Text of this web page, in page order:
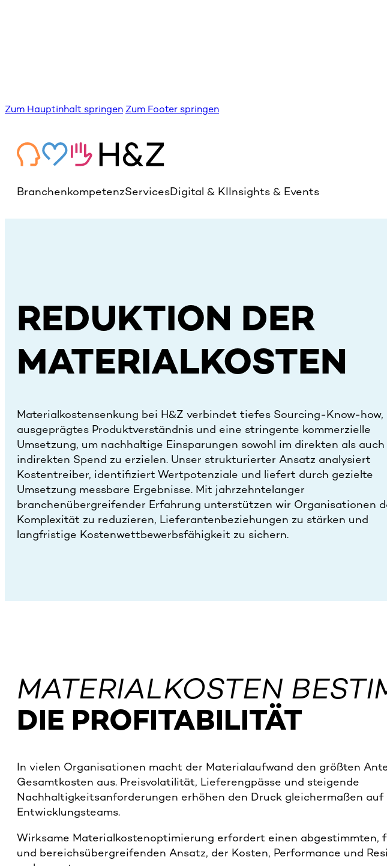
Zum Hauptinhalt springen Zum Footer springen
BranchenkompetenzServicesDigital & KIInsights & Events
REDUKTION DER
MATERIALKOSTEN
Materialkostensenkung bei H&Z verbindet tiefes Sourcing-Know-how,
ausgeprägtes Produktverständnis und eine stringente kommerzielle
Umsetzung, um nachhaltige Einsparungen sowohl im direkten als
indirekten Spend zu erzielen. Unser strukturierter Ansatz analysiert
Kostentreiber, identifiziert Wertpotenziale und liefert durch gezielte
Umsetzung messbare Ergebnisse. Mit jahrzehntelanger
branchenübergreifender Erfahrung unterstützen wir Organisationen
Komplexität zu reduzieren, Lieferantenbeziehungen zu stärken und
langfristige Kostenwettbewerbsfähigkeit zu sichern.
MATERIALKOSTEN
DIE PROFITABILITÄT
In vielen Organisationen macht der Materialaufwand den größten
Gesamtkosten aus. Preisvolatilität, Lieferengpässe und steigende
Nachhaltigkeitsanforderungen erhöhen den Druck gleichermaßen auf
Entwicklungsteams.
Wirksame Materialkostenoptimierung erfordert einen abgestimmten,
und bereichsübergreifenden Ansatz, der Kosten, Performance und